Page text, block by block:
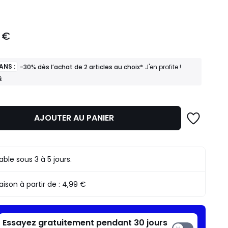
€
: -30% dès l’achat de 2 articles au choix* J'en profite !
AJOUTER AU PANIER
sous 3 à 5 jours.
à partir de : 4,99 €
Essayez gratuitement pendant 30 jours